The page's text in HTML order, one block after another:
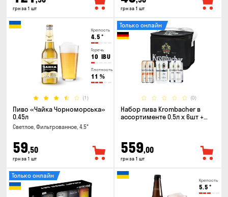
грн за 1 шт грн за 1 шт
Крепость
4.5 °
Горечь
10 IBU
Плотность
11 %
(1)
Пиво «Чайка Чорноморська»
0.45л
Светлое, Фильтрованное, 4.5°
59,50
грн за 1 шт
(0)
Только онлайн
Набор пива Krombacher в
ассортименте 0.5л х 6шт +
559,00
грн за 1 шт
Только онлайн
Крепость
5.5 °